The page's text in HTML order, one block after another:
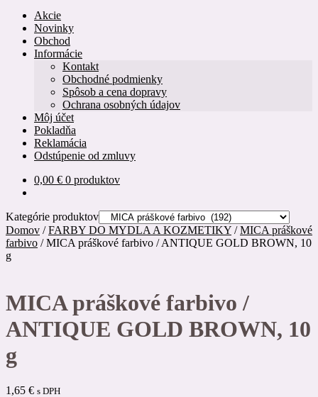
Akcie
Novinky
Obchod
Informácie
Kontakt
Obchodné podmienky
Spôsob a cena dopravy
Ochrana osobných údajov
Môj účet
Pokladňa
Reklamácia
Odstúpenie od zmluvy
0,00 € 0 produktov
Kategórie produktov
Domov /FARBY DO MYDLA A KOZMETIKY /MICA práškové
farbivo /MICA práškové farbivo / ANTIQUE GOLD BROWN, 10
g
MICA práškové farbivo /
ANTIQUE GOLD BROWN, 10
g
1,65 € s DPH